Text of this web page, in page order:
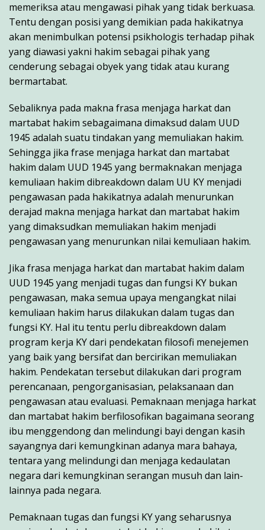
memeriksa atau mengawasi pihak yang tidak berkuasa.
Tentu dengan posisi yang demikian pada hakikatnya
akan menimbulkan potensi psikhologis terhadap pihak
yang diawasi yakni hakim sebagai pihak yang
cenderung sebagai obyek yang tidak atau kurang
bermartabat.
Sebaliknya pada makna frasa menjaga harkat dan
martabat hakim sebagaimana dimaksud dalam UUD
1945 adalah suatu tindakan yang memuliakan hakim.
Sehingga jika frase menjaga harkat dan martabat
hakim dalam UUD 1945 yang bermaknakan menjaga
kemuliaan hakim dibreakdown dalam UU KY menjadi
pengawasan pada hakikatnya adalah menurunkan
derajad makna menjaga harkat dan martabat hakim
yang dimaksudkan memuliakan hakim menjadi
pengawasan yang menurunkan nilai kemuliaan hakim.
Jika frasa menjaga harkat dan martabat hakim dalam
UUD 1945 yang menjadi tugas dan fungsi KY bukan
pengawasan, maka semua upaya mengangkat nilai
kemuliaan hakim harus dilakukan dalam tugas dan
fungsi KY. Hal itu tentu perlu dibreakdown dalam
program kerja KY dari pendekatan filosofi menejemen
yang baik yang bersifat dan bercirikan memuliakan
hakim. Pendekatan tersebut dilakukan dari program
perencanaan, pengorganisasian, pelaksanaan dan
pengawasan atau evaluasi. Pemaknaan menjaga harkat
dan martabat hakim berfilosofikan bagaimana seorang
ibu menggendong dan melindungi bayi dengan kasih
sayangnya dari kemungkinan adanya mara bahaya,
tentara yang melindungi dan menjaga kedaulatan
negara dari kemungkinan serangan musuh dan lain-
lainnya pada negara.
Pemaknaan tugas dan fungsi KY yang seharusnya